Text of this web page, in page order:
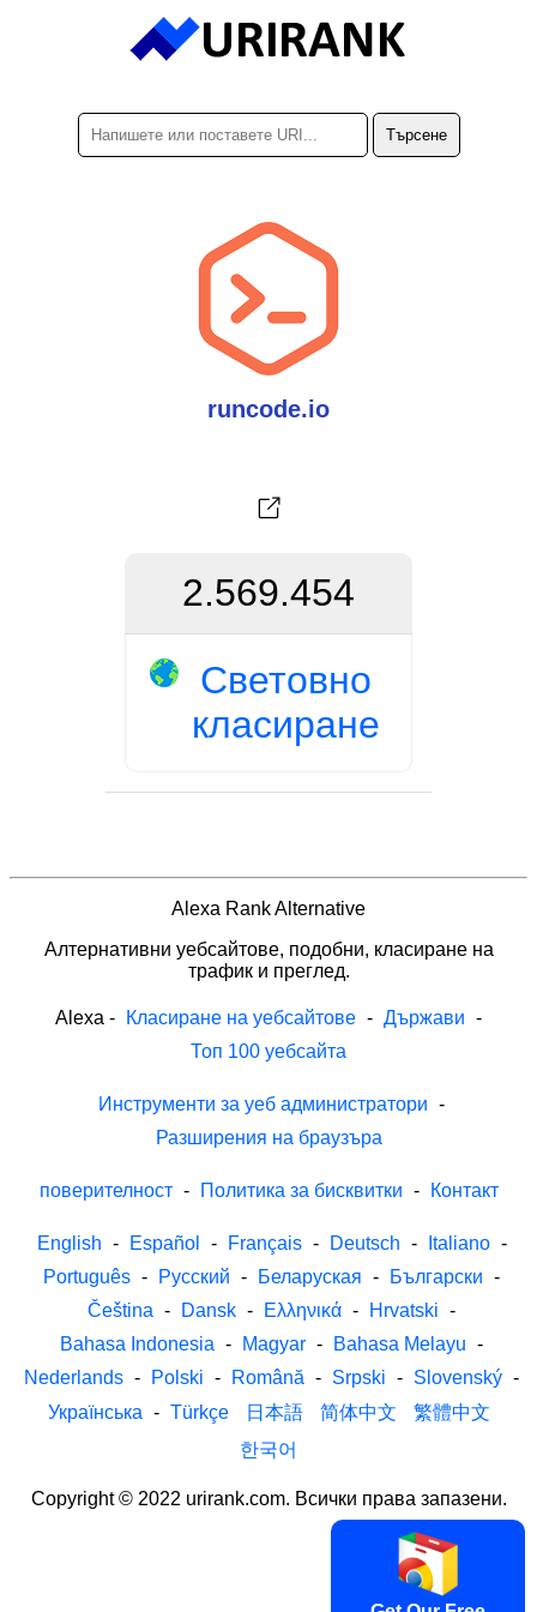
runcode.io
2.569.454
Световно
класиране
Alexa Rank Alternative
Алтернативни уебсайтове, подобни, класиране на
трафик и преглед.
Alexa - Класиране на уебсайтове - Държави -
Топ 100 уебсайта
Инструменти за уеб администратори -
Разширения на браузъра
поверителност - Политика за бисквитки - Контакт
English - Español - Français - Deutsch - Italiano -
Português - Русский - Беларуская - Български -
Čeština - Dansk - Ελληνικά - Hrvatski -
Bahasa Indonesia - Magyar - Bahasa Melayu -
Nederlands - Polski - Română - Srpski - Slovenský -
Українська - Türkçe 日本語 简体中文
繁體中文
한국어
Copyright © 2022 urirank.com. Всички права запазени.